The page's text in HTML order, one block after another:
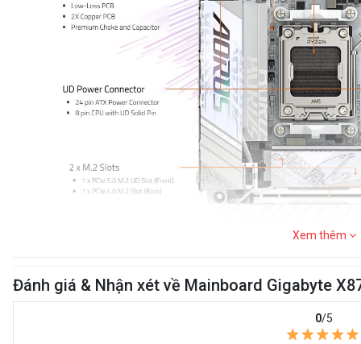
Xem thêm
Đánh giá & Nhận xét về Mainboard Gigabyte
0/5